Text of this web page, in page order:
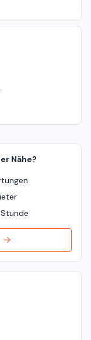
Nähe?